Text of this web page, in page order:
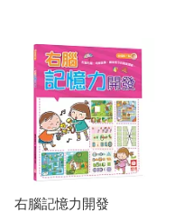
右腦記憶力開發